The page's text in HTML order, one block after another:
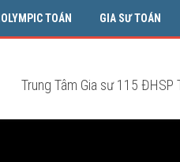
TOÁN GIA SƯ TOÁN
Trung Tâm Gia sư 115